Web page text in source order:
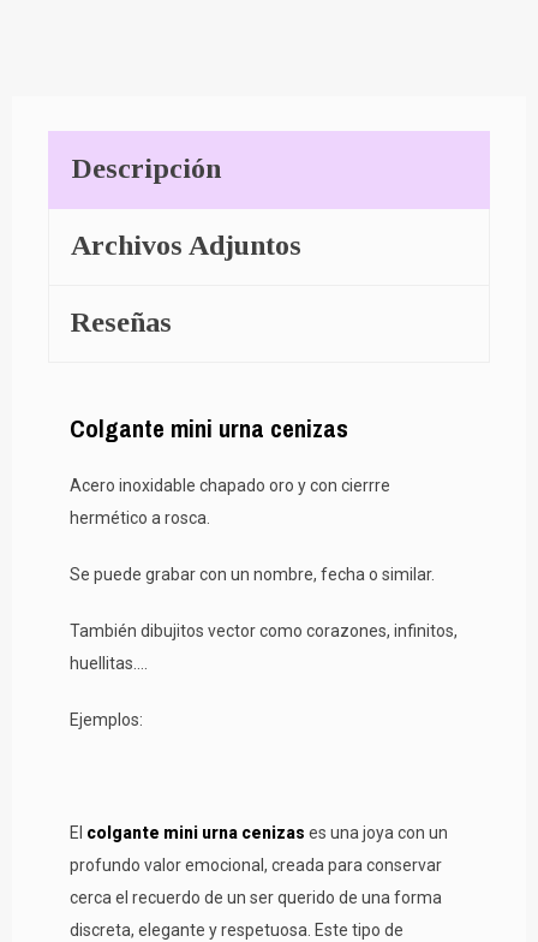
Descripción
Archivos Adjuntos
Reseñas
Colgante mini urna cenizas
Acero inoxidable chapado oro y con cierrre
hermético a rosca.
Se puede grabar con un nombre, fecha o similar.
También dibujitos vector como corazones, infinitos,
huellitas....
Ejemplos:
El colgante mini urna cenizas es una joya con un
profundo valor emocional, creada para conservar
cerca el recuerdo de un ser querido de una forma
discreta, elegante y respetuosa. Este tipo de